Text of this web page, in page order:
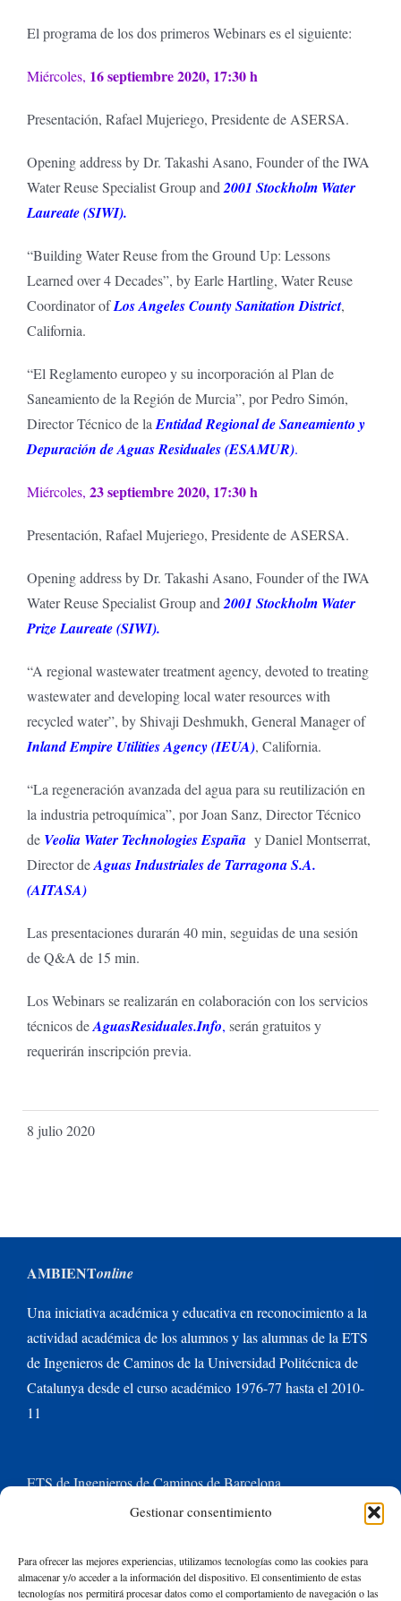
Gestionar consentimiento
Para ofrecer las mejores experiencias, utilizamos tecnologías como las cookies para
almacenar y/o acceder a la información del dispositivo. El consentimiento de estas
tecnologías nos permitirá procesar datos como el comportamiento de navegación o las
El programa de los dos primeros Webinars es el siguiente:
Miércoles, 16 septiembre 2020, 17:30 h
Presentación, Rafael Mujeriego, Presidente de ASERSA.
Opening address by Dr. Takashi Asano, Founder of the IWA
Water Reuse Specialist Group and 2001 Stockholm Water
Laureate (SIWI).
“Building Water Reuse from the Ground Up: Lessons
Learned over 4 Decades”, by Earle Hartling, Water Reuse
Coordinator ofLos Angeles County Sanitation District,
California.
“El Reglamento europeo y su incorporación al Plan de
Saneamiento de la Región de Murcia”, por Pedro Simón,
Director Técnico de la Entidad Regional de Saneamiento y
Depuración de Aguas Residuales (ESAMUR).
Miércoles, 23 septiembre 2020, 17:30 h
Presentación, Rafael Mujeriego, Presidente de ASERSA.
Opening address by Dr. Takashi Asano, Founder of the IWA
Water Reuse Specialist Group and 2001 Stockholm Water
Prize Laureate (SIWI).
“A regional wastewater treatment agency, devoted to treating
wastewater and developing local water resources with
recycled water”, by Shivaji Deshmukh, General Manager of
Inland Empire Utilities Agency (IEUA), California.
“La regeneración avanzada del agua para su reutilización en
la industria petroquímica”, por Joan Sanz, Director Técnico
de Veolia Water Technologies Españay Daniel Montserrat,
Director deAguas Industriales de Tarragona S.A.
(AITASA)
Las presentaciones durarán 40 min, seguidas de una sesión
de Q&A de 15 min.
Los Webinars se realizarán en colaboración con los servicios
técnicos deAguasResiduales.Info, serán gratuitos y
requerirán inscripción previa.
8 julio 2020
AMBIENTonline
Una iniciativa académica y educativa en reconocimiento a la
actividad académica de los alumnos y las alumnas de la ETS
de Ingenieros de Caminos de la Universidad Politécnica de
Catalunya desde el curso académico 1976-77 hasta el 2010-
11
ETS de Ingenieros de Caminos de Barcelona
Universitat Politècnica de Catalunya BarcelonaTech
Contacte con nosotros